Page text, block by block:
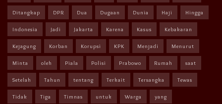
Ditangkap DPR Dua Dugaan Dunia Haji Hingga
Indonesia Jadi Jakarta Karena Kasus Kebakaran
Kejagung Korban Korupsi KPK Menjadi Menurut
Minta oleh Piala Polisi Prabowo Rumah saat
Setelah Tahun tentang Terkait Tersangka Tewas
Tidak Tiga Timnas untuk Warga yang